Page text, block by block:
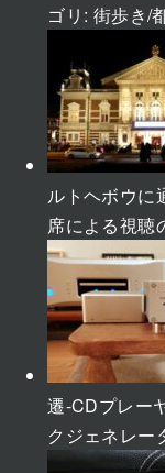
ゴリ: 街歩き/
ルトヘボウに
席による視聴
遷-CDプレー
クジェネレー